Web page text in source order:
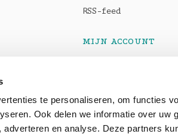
te personaliseren, om functies
Ook delen we informatie over uw
en analyse. Deze partners
RSS-feed
MIJN ACCOUNT
Mijn tickets